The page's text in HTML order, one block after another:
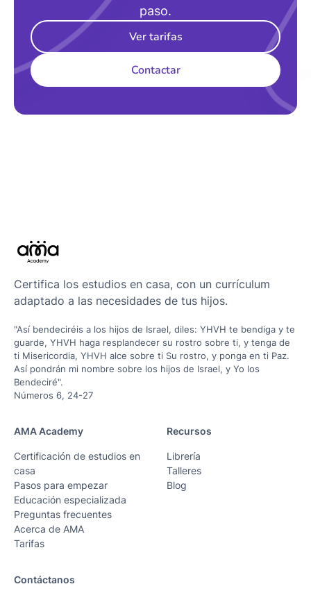
paso.
Ver tarifas
Contactar
Certifica los estudios en casa, con un currículum
adaptado a las necesidades de tus hijos.
"Así bendeciréis a los hijos de Israel, diles: YHVH te bendiga y te
guarde, YHVH haga resplandecer su rostro sobre ti, y tenga de
ti Misericordia, YHVH alce sobre ti Su rostro, y ponga en ti Paz.
Así pondrán mi nombre sobre los hijos de Israel, y Yo los
Bendeciré".
Números 6, 24-27
AMA Academy
Certificación de estudios en
casa
Pasos para empezar
Educación especializada
Preguntas frecuentes
Acerca de AMA
Tarifas
Recursos
Librería
Talleres
Blog
Contáctanos